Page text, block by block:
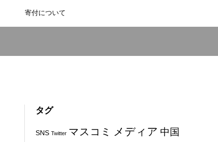
寄付について
タグ
SNS Twitter マスコミ メディア 中国